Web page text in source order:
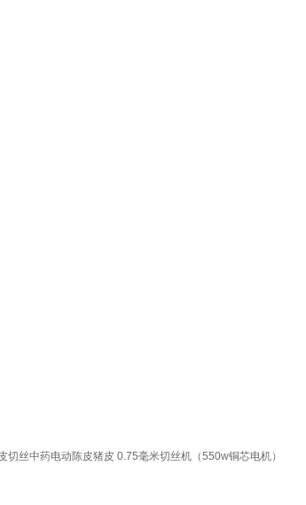
丝中药电动陈皮猪皮 0.75毫米切丝机（550w铜芯电机）